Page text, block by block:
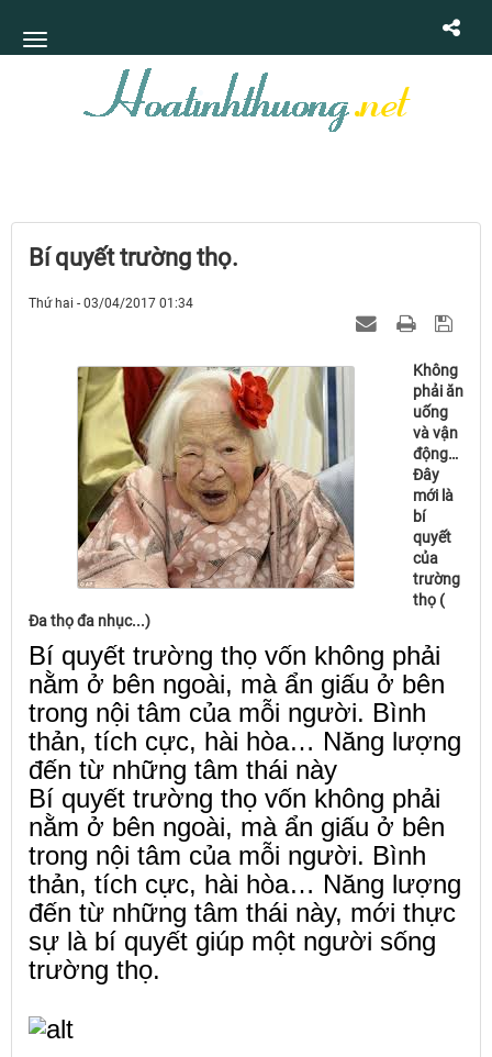
Bí quyết trường thọ.
Thứ hai - 03/04/2017 01:34
Không
phải ăn
uống
và vận
động…
Đây
mới là
bí
quyết
của
trường
thọ (
Đa thọ đa nhục...)
Bí quyết trường thọ vốn không phải
nằm ở bên ngoài, mà ẩn giấu ở bên
trong nội tâm của mỗi người. Bình
thản, tích cực, hài hòa… Năng lượng
đến từ những tâm thái này
Bí quyết trường thọ vốn không phải
nằm ở bên ngoài, mà ẩn giấu ở bên
trong nội tâm của mỗi người. Bình
thản, tích cực, hài hòa… Năng lượng
đến từ những tâm thái này, mới thực
sự là bí quyết giúp một người sống
trường thọ.